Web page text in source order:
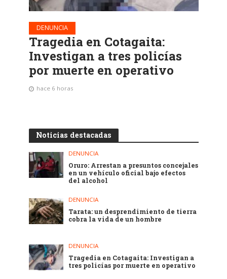
DENUNCIA
Tragedia en Cotagaita:
Investigan a tres policías
por muerte en operativo
hace 6 horas
Noticias destacadas
DENUNCIA
Oruro: Arrestan a presuntos concejales
en un vehículo oficial bajo efectos
del alcohol
DENUNCIA
Tarata: un desprendimiento de tierra
cobra la vida de un hombre
DENUNCIA
Tragedia en Cotagaita: Investigan a
tres policías por muerte en operativo